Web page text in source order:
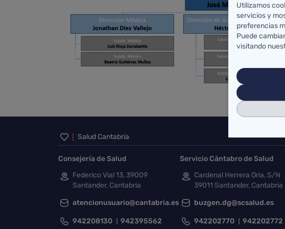
Inicio del pie de página
Salud Cantabria
Consejería de Salud
Federico Vial 13, 39009
Santander, Cantabria
atencionusuario@cantabria.es
942208130 942395562
Servicio Cántabro de Salud
Cardenal Herrera Oria, S/N
39011 Santander, Cantabria
buzgen.dg@scsalud.es
942202770 942202772
Utilizamos
servicios y
preferencias
Puede
visitando